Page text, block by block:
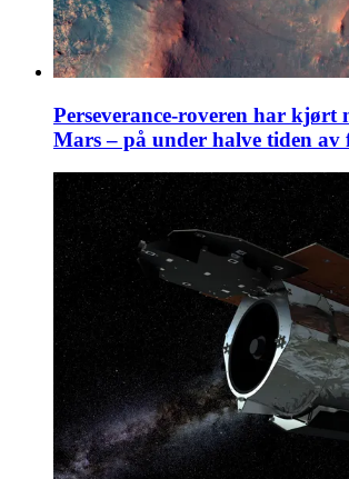
Perseverance-roveren har kjørt
Mars – på under halve tiden av